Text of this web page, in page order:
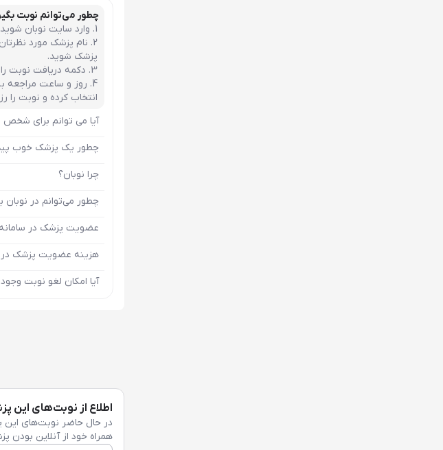
چطور می‌توانم نوبت
وارد سایت نوبان
نام پزشک مورد
پزشک شوید.
دکمه دریافت نوبت
روز و ساعت مراجعه
انتخاب کرده و نوبت را
آیا می توانم برای
چطور یک پزشک خوب
چرا نوبان؟
چطور می‌توانم در
عضویت پزشک در
هزینه عضویت پزشک در
آیا امکان لغو نوبت وجود
اطلاع از نوبت‌های این
در حال حاضر نوبت‌های این
همراه خود از آنلاین بودن